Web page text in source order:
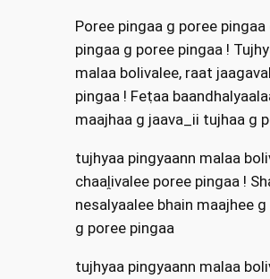
Poree pingaa g poree pingaa
pingaa g poree pingaa !
malaa bolivalee, raat
pingaa ! Feṭaa
maajhaa g jaava_ii tujhaa g
tujhyaa pingyaann malaa
chaaḽivalee poree pingaa !
nesalyaalee bhain maajhee
g poree pingaa
tujhyaa pingyaann malaa